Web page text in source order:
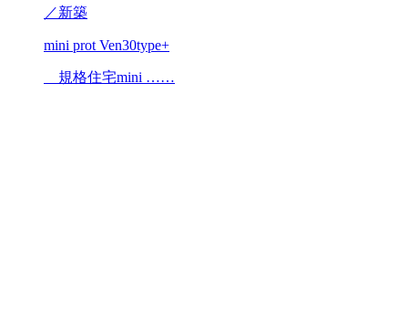
／新築
mini prot Ven30type+
規格住宅mini ……